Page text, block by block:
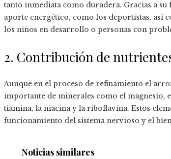
tanto inmediata como duradera. Gracias a
aporte energético, como los deportistas, así
los niños en desarrollo o personas con
2. Contribución de
Aunque en el proceso de refinamiento el
importante de minerales como el magnesio,
tiamina, la niacina y la riboflavina. Estos
funcionamiento del sistema nervioso y el
Noticias similares